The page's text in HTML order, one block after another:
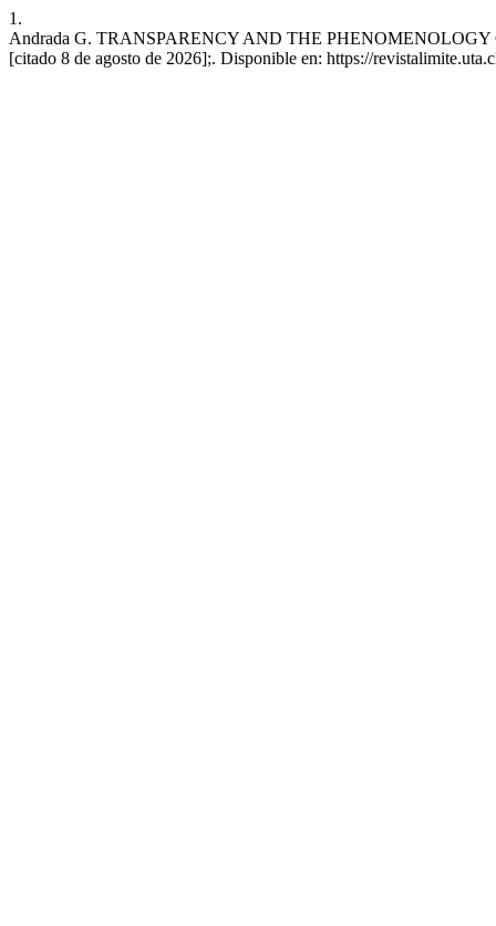
1.
Andrada G. TRANSPARENCY AND THE
[citado 8 de agosto de 2026];. Disponible en: https://